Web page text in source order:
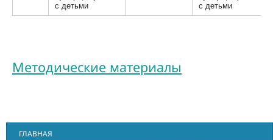
с детьми
с детьми
Методические материалы
ГЛАВНАЯ